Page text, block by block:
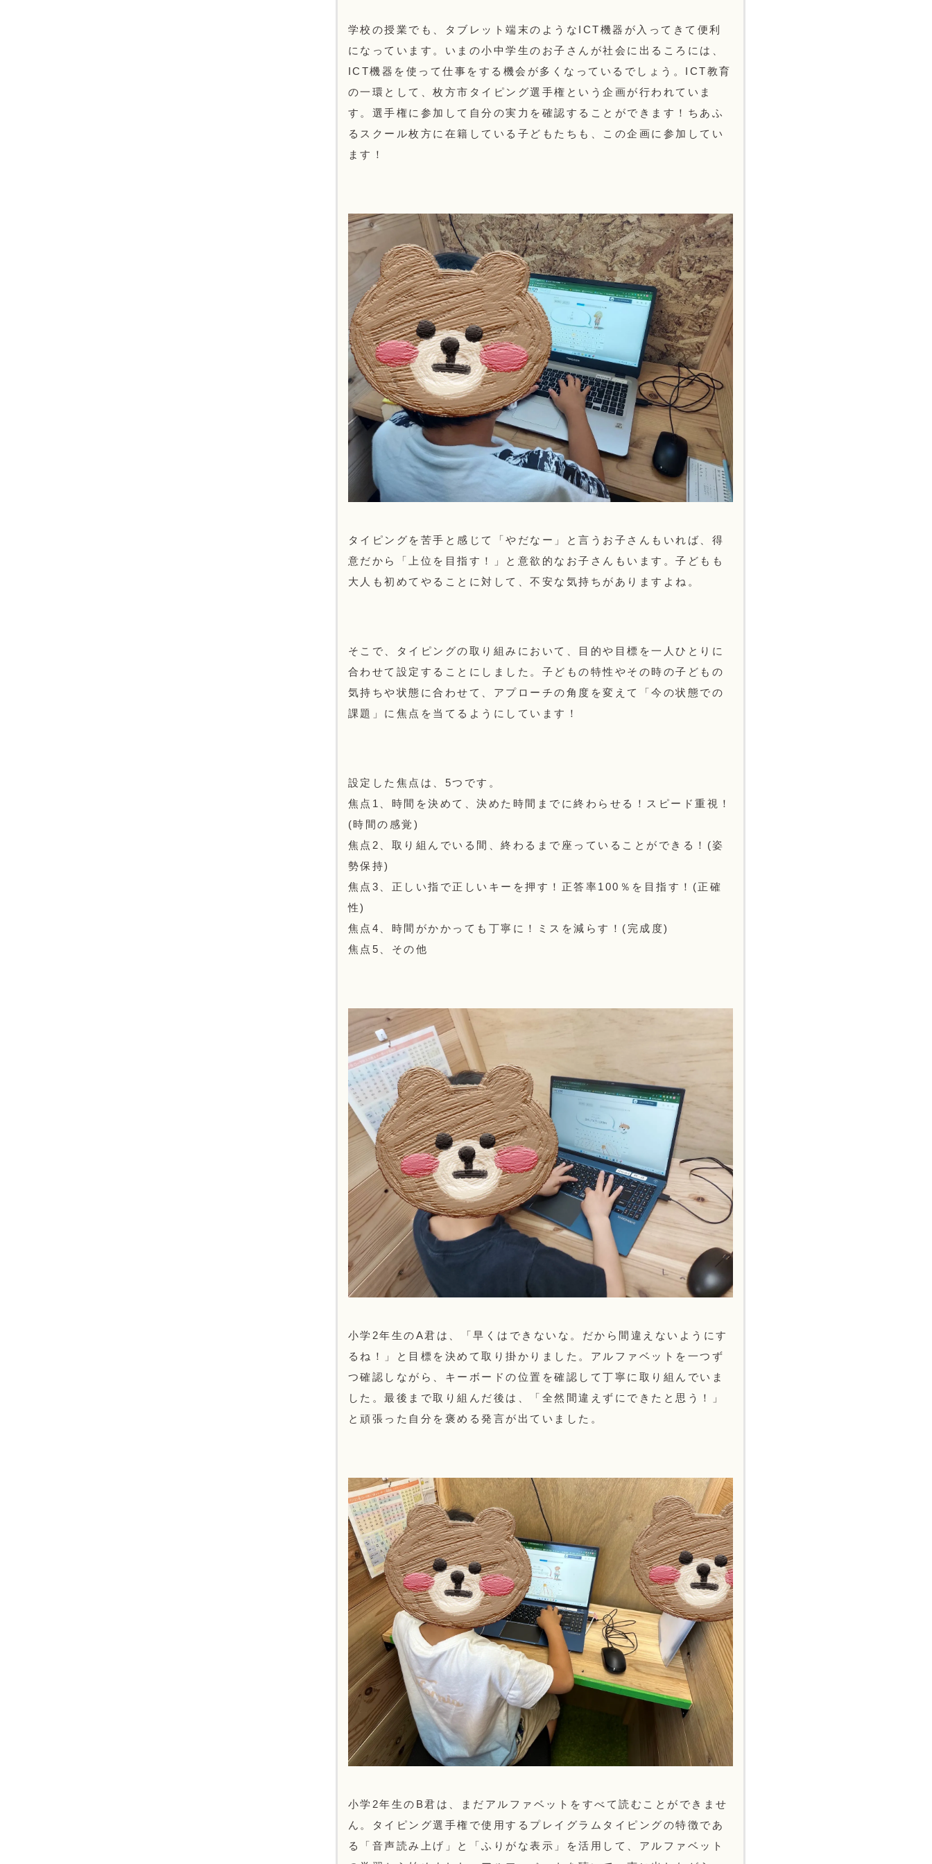
学校の授業でも、タブレット端末のようなICT機器が入ってきて便利
になっています。いまの小中学生のお子さんが社会に出るころには、
ICT機器を使って仕事をする機会が多くなっているでしょう。ICT教育
の一環として、枚方市タイピング選手権という企画が行われていま
す。選手権に参加して自分の実力を確認することができます！ちあふ
るスクール枚方に在籍している子どもたちも、この企画に参加してい
ます！
タイピングを苦手と感じて「やだなー」と言うお子さんもいれば、得
意だから「上位を目指す！」と意欲的なお子さんもいます。子どもも
大人も初めてやることに対して、不安な気持ちがありますよね。
そこで、タイピングの取り組みにおいて、目的や目標を一人ひとりに
合わせて設定することにしました。子どもの特性やその時の子どもの
気持ちや状態に合わせて、アプローチの角度を変えて「今の状態での
課題」に焦点を当てるようにしています！
設定した焦点は、5つです。
焦点1、時間を決めて、決めた時間までに終わらせる！スピード重視！
(時間の感覚)
焦点2、取り組んでいる間、終わるまで座っていることができる！(姿
勢保持)
焦点3、正しい指で正しいキーを押す！正答率100％を目指す！(正確
性)
焦点4、時間がかかっても丁寧に！ミスを減らす！(完成度)
焦点5、その他
小学2年生のA君は、「早くはできないな。だから間違えないようにす
るね！」と目標を決めて取り掛かりました。アルファベットを一つず
つ確認しながら、キーボードの位置を確認して丁寧に取り組んでいま
した。最後まで取り組んだ後は、「全然間違えずにできたと思う！」
と頑張った自分を褒める発言が出ていました。
小学2年生のB君は、まだアルファベットをすべて読むことができませ
ん。タイピング選手権で使用するプレイグラムタイピングの特徴であ
る「音声読み上げ」と「ふりがな表示」を活用して、アルファベット